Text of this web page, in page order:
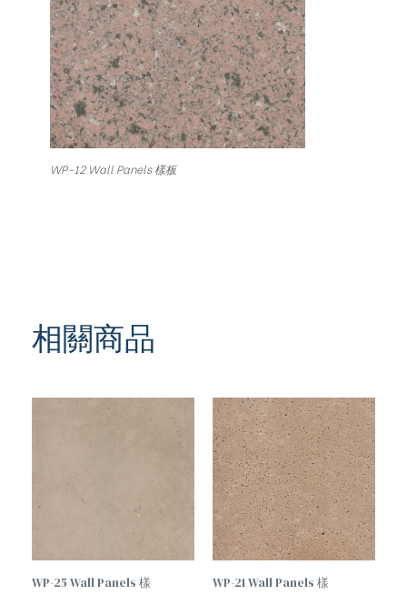
WP-12 Wall Panels 樣板
相關商品
WP-25 Wall Panels 樣
WP-21 Wall Panels 樣